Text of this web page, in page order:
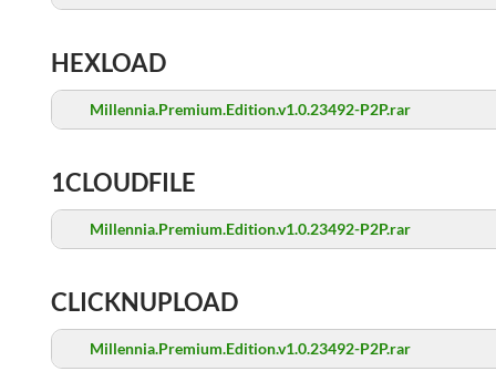
HEXLOAD
Millennia.Premium.Edition.v1.0.23492-P2P.rar
1CLOUDFILE
Millennia.Premium.Edition.v1.0.23492-P2P.rar
CLICKNUPLOAD
Millennia.Premium.Edition.v1.0.23492-P2P.rar